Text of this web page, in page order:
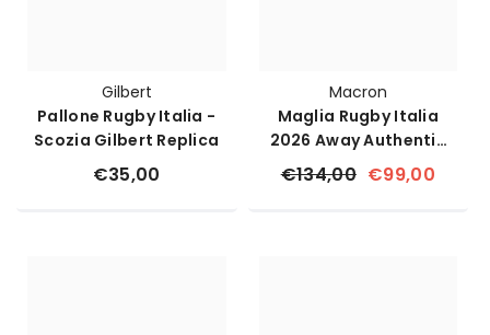
Gilbert
Pallone Rugby Italia -
Scozia Gilbert Replica
€35,00
Macron
Maglia Rugby Italia
2026 Away Authentic
Body Fit Macron
€134,00 €99,00